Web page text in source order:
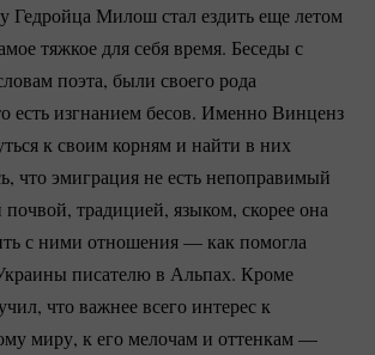
Гедройца Милош стал ездить еще летом
тяжкое для себя время. Беседы с
поэта, были своего рода
есть изгнанием бесов. Именно Винценз
к своим корням и найти в них
что эмиграция не есть непоправимый
традицией, языком, скорее она
с ними отношения — как помогла
писателю в Альпах. Кроме
что важнее всего интерес к
миру, к его мелочам и оттенкам —